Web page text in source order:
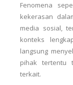
Fenomena
kekerasan
media sosial,
konteks
langsung
pihak tertentu
terkait.